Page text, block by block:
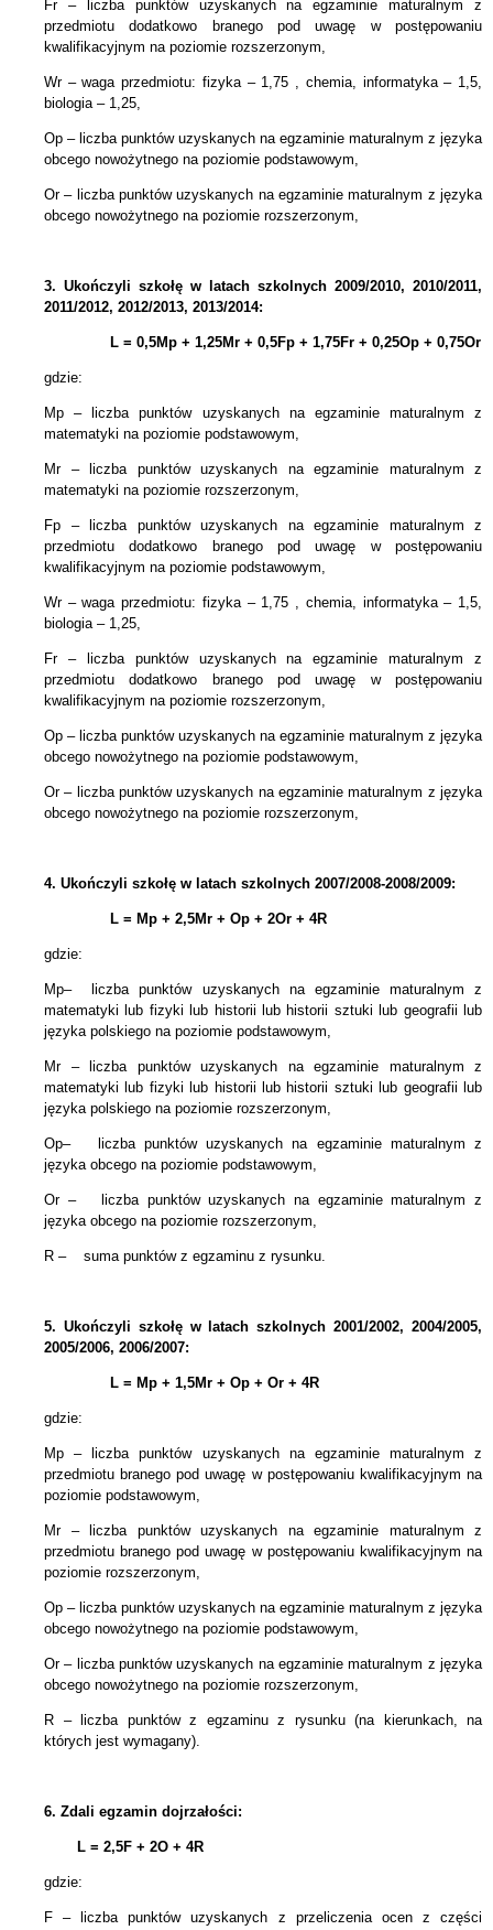
Fr – liczba punktów uzyskanych na egzaminie maturalnym z
przedmiotu dodatkowo branego pod uwagę w postępowaniu
kwalifikacyjnym na poziomie rozszerzonym,
Wr – waga przedmiotu: fizyka – 1,75 , chemia, informatyka – 1,5,
biologia – 1,25,
Op – liczba punktów uzyskanych na egzaminie maturalnym z języka
obcego nowożytnego na poziomie podstawowym,
Or – liczba punktów uzyskanych na egzaminie maturalnym z języka
obcego nowożytnego na poziomie rozszerzonym,
3. Ukończyli szkołę w latach szkolnych 2009/2010, 2010/2011,
2011/2012, 2012/2013, 2013/2014:
L = 0,5Mp + 1,25Mr + 0,5Fp + 1,75Fr + 0,25Op + 0,75Or
gdzie:
Mp – liczba punktów uzyskanych na egzaminie maturalnym z
matematyki na poziomie podstawowym,
Mr – liczba punktów uzyskanych na egzaminie maturalnym z
matematyki na poziomie rozszerzonym,
Fp – liczba punktów uzyskanych na egzaminie maturalnym z
przedmiotu dodatkowo branego pod uwagę w postępowaniu
kwalifikacyjnym na poziomie podstawowym,
Wr – waga przedmiotu: fizyka – 1,75 , chemia, informatyka – 1,5,
biologia – 1,25,
Fr – liczba punktów uzyskanych na egzaminie maturalnym z
przedmiotu dodatkowo branego pod uwagę w postępowaniu
kwalifikacyjnym na poziomie rozszerzonym,
Op – liczba punktów uzyskanych na egzaminie maturalnym z języka
obcego nowożytnego na poziomie podstawowym,
Or – liczba punktów uzyskanych na egzaminie maturalnym z języka
obcego nowożytnego na poziomie rozszerzonym,
4. Ukończyli szkołę w latach szkolnych 2007/2008-2008/2009:
L = Mp + 2,5Mr + Op + 2Or + 4R
gdzie:
Mp– liczba punktów uzyskanych na egzaminie maturalnym z
matematyki lub fizyki lub historii lub historii sztuki lub geografii lub
języka polskiego na poziomie podstawowym,
Mr – liczba punktów uzyskanych na egzaminie maturalnym z
matematyki lub fizyki lub historii lub historii sztuki lub geografii lub
języka polskiego na poziomie rozszerzonym,
Op– liczba punktów uzyskanych na egzaminie maturalnym z
języka obcego na poziomie podstawowym,
Or – liczba punktów uzyskanych na egzaminie maturalnym z
języka obcego na poziomie rozszerzonym,
R – suma punktów z egzaminu z rysunku.
5. Ukończyli szkołę w latach szkolnych 2001/2002, 2004/2005,
2005/2006, 2006/2007:
L = Mp + 1,5Mr + Op + Or + 4R
gdzie:
Mp – liczba punktów uzyskanych na egzaminie maturalnym z
przedmiotu branego pod uwagę w postępowaniu kwalifikacyjnym na
poziomie podstawowym,
Mr – liczba punktów uzyskanych na egzaminie maturalnym z
przedmiotu branego pod uwagę w postępowaniu kwalifikacyjnym na
poziomie rozszerzonym,
Op – liczba punktów uzyskanych na egzaminie maturalnym z języka
obcego nowożytnego na poziomie podstawowym,
Or – liczba punktów uzyskanych na egzaminie maturalnym z języka
obcego nowożytnego na poziomie rozszerzonym,
R – liczba punktów z egzaminu z rysunku (na kierunkach, na
których jest wymagany).
6. Zdali egzamin dojrzałości:
L = 2,5F + 2O + 4R
gdzie:
F – liczba punktów uzyskanych z przeliczenia ocen z części